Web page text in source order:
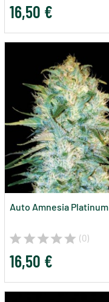
16,50 €
Auto Amnesia Platinum
(0)
16,50 €